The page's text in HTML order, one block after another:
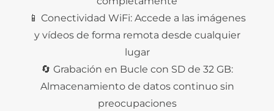
📱 Conectividad WiFi: Accede a las imágenes
y vídeos de forma remota desde cualquier
lugar
🔄 Grabación en Bucle con SD de 32 GB:
Almacenamiento de datos continuo sin
preocupaciones